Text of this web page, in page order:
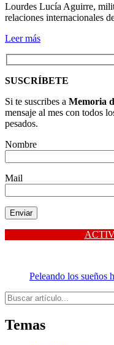
Lourdes Lucía Aguirre,
relaciones internacionales
Leer más
SUSCRÍBETE
Si te suscribes a Memoria
mensaje al mes con todos
pesados.
Nombre
Mail
Peleando los sueños
Buscar
Temas